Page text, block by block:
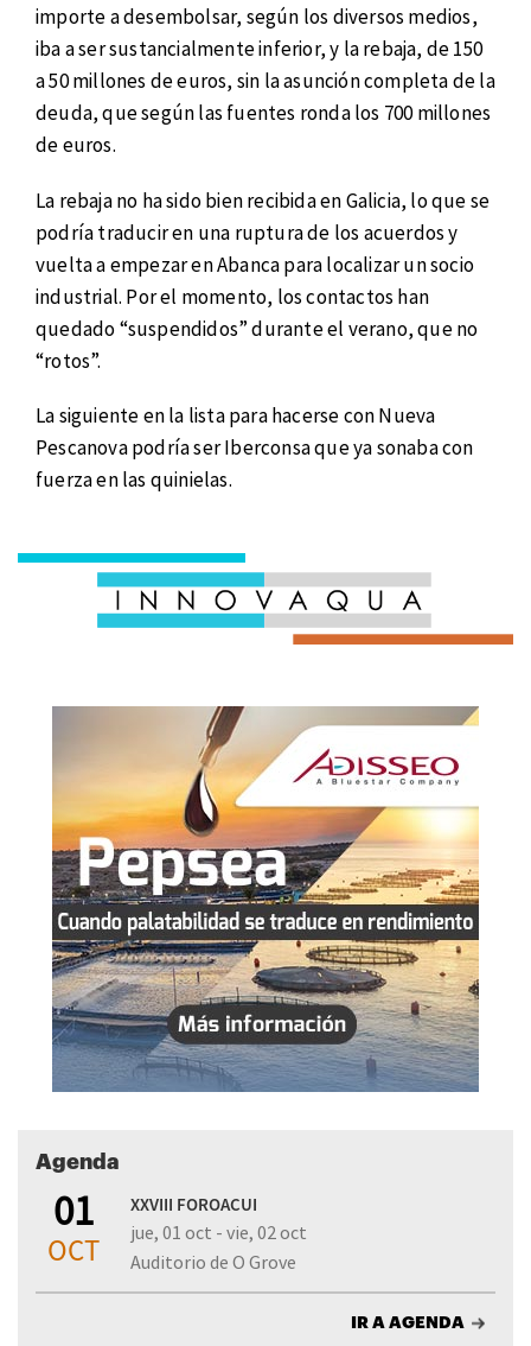
importe a desembolsar, según los diversos medios,
iba a ser sustancialmente inferior, y la rebaja, de 150
a 50 millones de euros, sin la asunción completa de la
deuda, que según las fuentes ronda los 700 millones
de euros.
La rebaja no ha sido bien recibida en Galicia, lo que se
podría traducir en una ruptura de los acuerdos y
vuelta a empezar en Abanca para localizar un socio
industrial. Por el momento, los contactos han
quedado “suspendidos” durante el verano, que no
“rotos”.
La siguiente en la lista para hacerse con Nueva
Pescanova podría ser Iberconsa que ya sonaba con
fuerza en las quinielas.
Agenda
01
OCT
XXVIII FOROACUI
jue, 01 oct - vie, 02 oct
Auditorio de O Grove
IR A AGENDA